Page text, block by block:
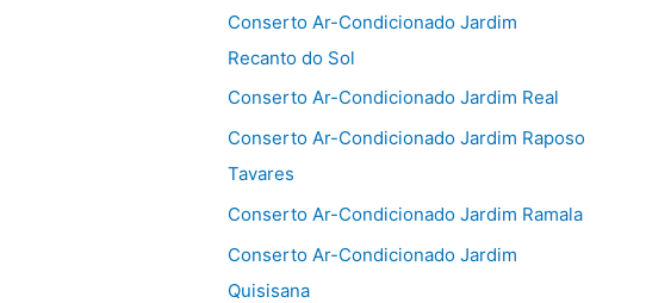
Conserto Ar-Condicionado Jardim
Recanto do Sol
Conserto Ar-Condicionado Jardim Real
Conserto Ar-Condicionado Jardim Raposo
Tavares
Conserto Ar-Condicionado Jardim Ramala
Conserto Ar-Condicionado Jardim
Quisisana